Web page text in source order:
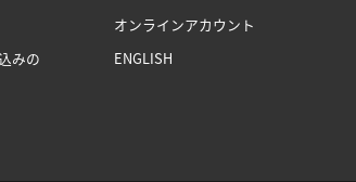
みの
オンラインアカウント
ENGLISH